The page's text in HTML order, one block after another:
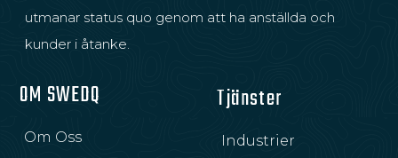
utmanar status quo genom att ha anställda och
kunder i åtanke.
OM SWEDQ
Om Oss
Tjänster
Industrier